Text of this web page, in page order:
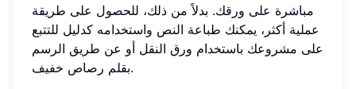
مباشرة على ورقك. بدلاً من ذلك، للحصول على طريقة
عملية أكثر، يمكنك طباعة النص واستخدامه كدليل للتتبع
على مشروعك باستخدام ورق النقل أو عن طريق الرسم
بقلم رصاص خفيف.